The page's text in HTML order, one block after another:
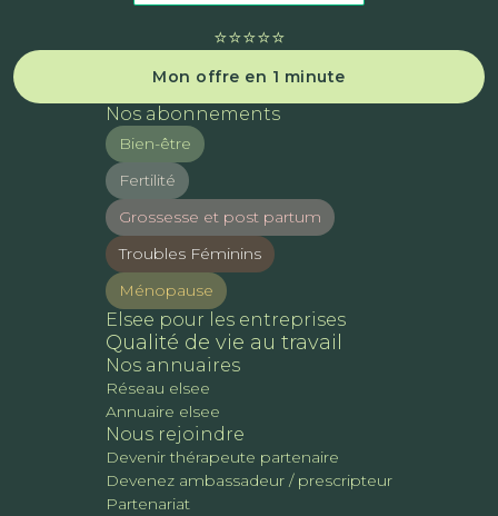
⭐️⭐️⭐️⭐️⭐️
Mon offre en 1 minute
Nos abonnements
Bien-être
Fertilité
Grossesse et post partum
Troubles Féminins
Ménopause
Elsee pour les entreprises
Qualité de vie au travail
Nos annuaires
Réseau elsee
Annuaire elsee
Nous rejoindre
Devenir thérapeute partenaire
Devenez ambassadeur / prescripteur
Partenariat